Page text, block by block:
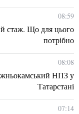
08:59
стаж. Що для цього
потрібно
08:08
НПЗ у
Татарстані
07:14